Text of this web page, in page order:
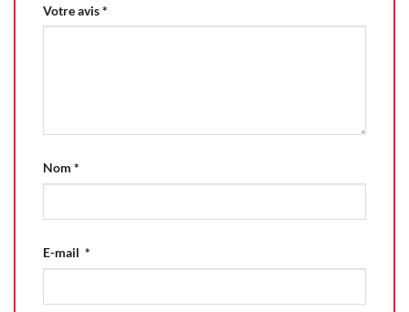
Votre avis*
Nom *
E-mail *